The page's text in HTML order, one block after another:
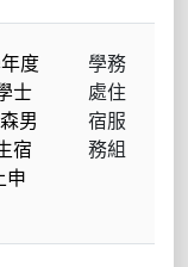
度
士
男
宿
申
學務
處住
宿服
務組